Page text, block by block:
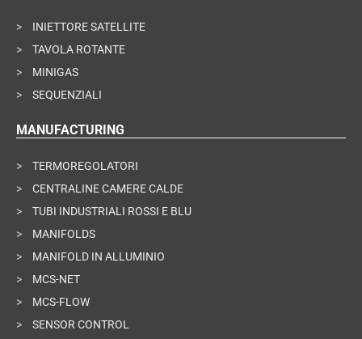
>
INIETTORE SATELLITE
>
TAVOLA ROTANTE
>
MINIGAS
>
SEQUENZIALI
MANUFACTURING
>
TERMOREGOLATORI
>
CENTRALINE CAMERE CALDE
>
TUBI INDUSTRIALI ROSSI E BLU
>
MANIFOLDS
>
MANIFOLD IN ALLUMINIO
>
MCS-NET
>
MCS-FLOW
>
SENSOR CONTROL